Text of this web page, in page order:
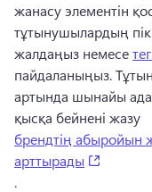
жанасу элементін
тұтынушылардың
жалдаңыз немесе
пайдаланыңыз.
артында шынайы
қысқа бейнені жазу
брендтің абыройын
арттырады
.